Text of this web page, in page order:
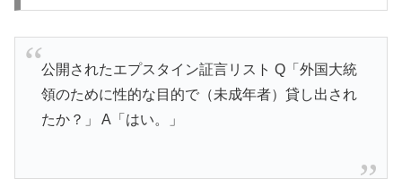
公開されたエプスタイン証言リスト Q「外国大統
領のために性的な目的で（未成年者）貸し出され
たか？」 A「はい。」